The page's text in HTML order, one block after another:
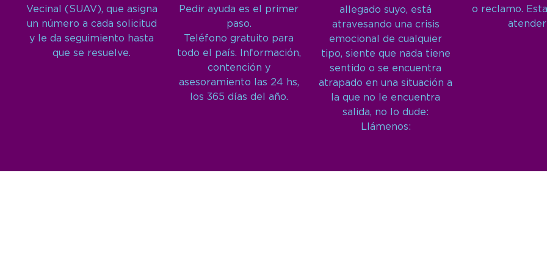
Vecinal (SUAV), que asigna
un número a cada solicitud
y le da seguimiento hasta
que se resuelve.
Pedir ayuda es el primer
paso.
Teléfono gratuito para
todo el país. Información,
contención y
asesoramiento las 24 hs,
los 365 días del año.
allegado suyo, está
atravesando una crisis
emocional de cualquier
tipo, siente que nada tiene
sentido o se encuentra
atrapado en una situación a
la que no le encuentra
salida, no lo dude:
Llámenos:
o reclamo.